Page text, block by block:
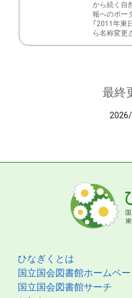
から続く自
報へのポー
「2011年東
ら名称変更
最終
ひなぎくとは
国立国会図書館ホームペ
国立国会図書館サーチ